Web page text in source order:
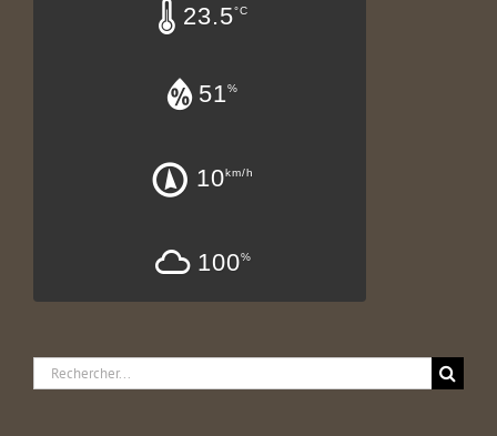
23.5°C
51%
10km/h
100%
Rechercher: